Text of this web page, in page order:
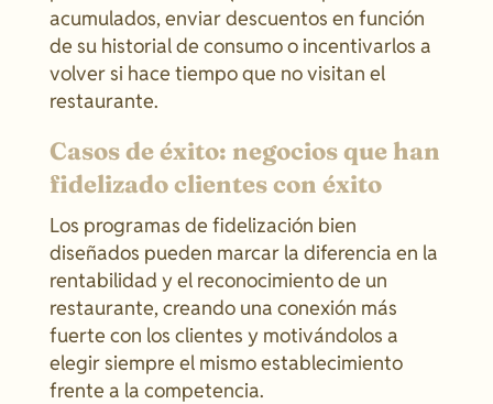
acumulados, enviar descuentos en función
de su historial de consumo o incentivarlos a
volver si hace tiempo que no visitan el
restaurante.
Casos de éxito: negocios que han
fidelizado clientes con éxito
Los programas de fidelización bien
diseñados pueden marcar la diferencia en la
rentabilidad y el reconocimiento de un
restaurante, creando una conexión más
fuerte con los clientes y motivándolos a
elegir siempre el mismo establecimiento
frente a la competencia.